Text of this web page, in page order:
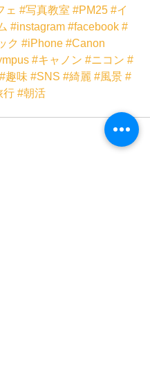
ェ #写真教室 #PM25 #イ
#instagram #facebook #
ク #iPhone #Canon
#キャノン #ニコン #
#趣味 #SNS #綺麗 #風景 #
行 #朝活